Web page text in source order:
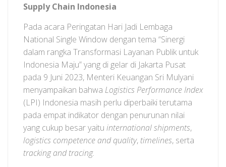
Supply Chain Indonesia
Pada acara Peringatan Hari Jadi Lembaga
National Single Window dengan tema “Sinergi
dalam rangka Transformasi Layanan Publik untuk
Indonesia Maju” yang di gelar di Jakarta Pusat
pada 9 Juni 2023, Menteri Keuangan Sri Mulyani
menyampaikan bahwa Logistics Performance Index
(LPI) Indonesia masih perlu diperbaiki terutama
pada empat indikator dengan penurunan nilai
yang cukup besar yaitu international shipments,
logistics competence and quality, timelines, serta
tracking and tracing.